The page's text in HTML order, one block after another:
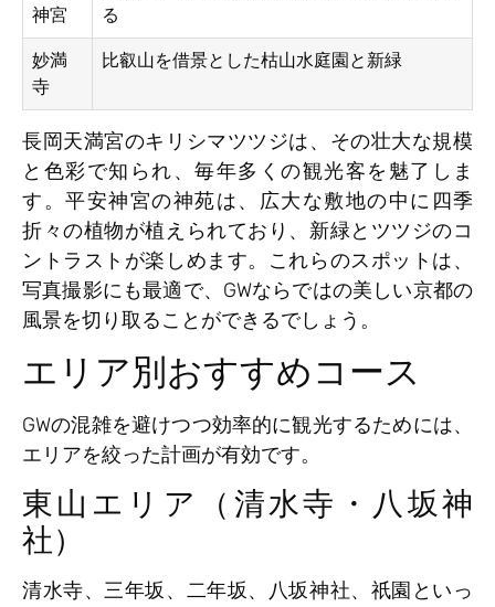
神宮
る
妙満
寺
比叡山を借景とした枯山水庭園と新緑
長岡天満宮のキリシマツツジは、その壮大な規模
と色彩で知られ、毎年多くの観光客を魅了しま
す。平安神宮の神苑は、広大な敷地の中に四季
折々の植物が植えられており、新緑とツツジのコ
ントラストが楽しめます。これらのスポットは、
写真撮影にも最適で、GWならではの美しい京都の
風景を切り取ることができるでしょう。
エリア別おすすめコース
GWの混雑を避けつつ効率的に観光するためには、
エリアを絞った計画が有効です。
東山エリア（清水寺・八坂神
社）
清水寺、三年坂、二年坂、八坂神社、祇園といっ